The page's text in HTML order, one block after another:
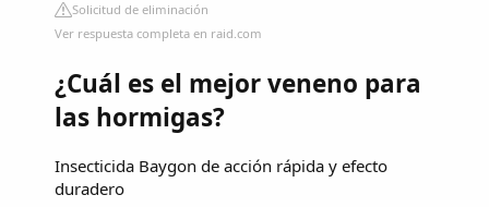
Solicitud de eliminación
Ver respuesta completa en raid.com
¿Cuál es el mejor veneno para
las hormigas?
Insecticida Baygon de acción rápida y efecto
duradero